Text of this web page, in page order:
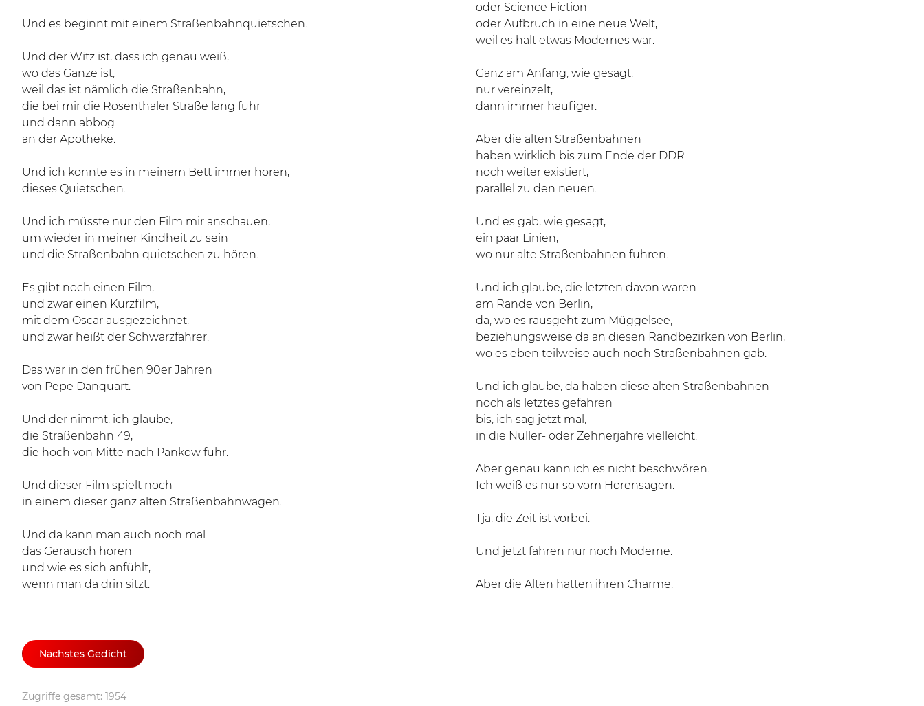
Und es beginnt mit einem Straßenbahnquietschen.
Und der Witz ist, dass ich genau weiß,
wo das Ganze ist,
weil das ist nämlich die Straßenbahn,
die bei mir die Rosenthaler Straße lang fuhr
und dann abbog
an der Apotheke.
Und ich konnte es in meinem Bett immer hören,
dieses Quietschen.
Und ich müsste nur den Film mir anschauen,
um wieder in meiner Kindheit zu sein
und die Straßenbahn quietschen zu hören.
Es gibt noch einen Film,
und zwar einen Kurzfilm,
mit dem Oscar ausgezeichnet,
und zwar heißt der Schwarzfahrer.
Das war in den frühen 90er Jahren
von Pepe Danquart.
Und der nimmt, ich glaube,
die Straßenbahn 49,
die hoch von Mitte nach Pankow fuhr.
Und dieser Film spielt noch
in einem dieser ganz alten Straßenbahnwagen.
Und da kann man auch noch mal
das Geräusch hören
und wie es sich anfühlt,
wenn man da drin sitzt.
oder Science Fiction
oder Aufbruch in eine neue Welt,
weil es halt etwas Modernes war.
Ganz am Anfang, wie gesagt,
nur vereinzelt,
dann immer häufiger.
Aber die alten Straßenbahnen
haben wirklich bis zum Ende der DDR
noch weiter existiert,
parallel zu den neuen.
Und es gab, wie gesagt,
ein paar Linien,
wo nur alte Straßenbahnen fuhren.
Und ich glaube, die letzten davon waren
am Rande von Berlin,
da, wo es rausgeht zum Müggelsee,
beziehungsweise da an diesen Randbezirken von Berlin,
wo es eben teilweise auch noch Straßenbahnen gab.
Und ich glaube, da haben diese alten Straßenbahnen
noch als letztes gefahren
bis, ich sag jetzt mal,
in die Nuller- oder Zehnerjahre vielleicht.
Aber genau kann ich es nicht beschwören.
Ich weiß es nur so vom Hörensagen.
Tja, die Zeit ist vorbei.
Und jetzt fahren nur noch Moderne.
Aber die Alten hatten ihren Charme.
Nächstes Gedicht
Zugriffe gesamt: 1954